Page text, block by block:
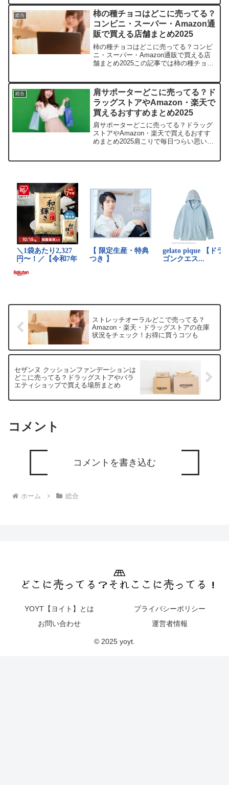
毎日の掃除が楽になるはずですよ。店舗/
サイト商品サイズ価...
総合
柿の種チョコはどこに売ってる？
コンビニ・スーパー・Amazon通
販で買える店舗まとめ2025
柿の種チョコはどこに売ってる？コンビ
ニ・スーパー・Amazon通販で買える店
舗まとめ2025この記事では柿の種チョコ
す。甘辛いハマり具合に共感必至です
よ！店舗/サイト商品...
総合
肩サポーターどこに売ってる？ド
ラッグストアやAmazon・楽天で
買えるおすすめまとめ2025
肩サポーターどこに売ってる？ドラッグ
ストアやAmazon・楽天で買えるおすす
めまとめ2025肩こりで毎日つらい思いを
ストレッチオーラルどこで売ってる？
Amazon・楽天・ドラッグストアの在庫
状況をチェック！お得に買うコツも
セザンヌ クッションファンデーションは
どこに売ってる？ドラッグストアやバラ
エティショップで買える場所まとめ
コメント
コメントを書き込む
ホーム 総合
YOYT【ヨイト】とは
プライバシーポリシー
お問い合わせ
運営者情報
© 2025 yoyt.